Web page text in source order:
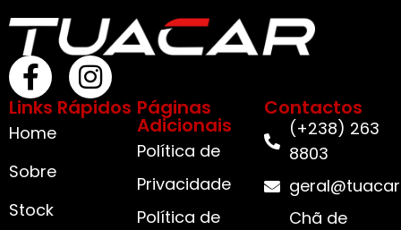
Links Rápidos
Home
Sobre
Stock
Páginas
Adicionais
Política de
Privacidade
Política de
Contactos
(+238) 263
8803
Chã de